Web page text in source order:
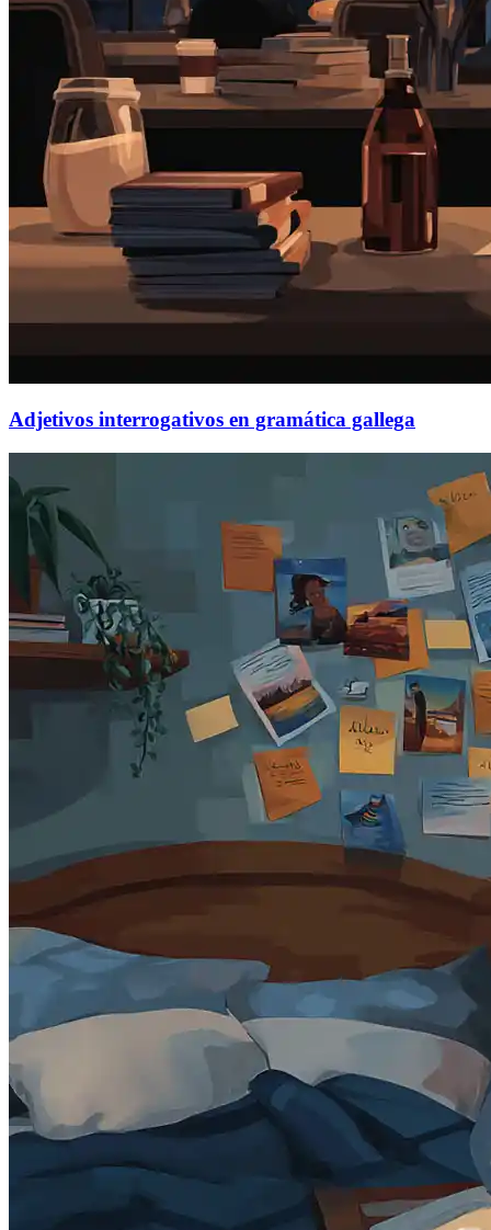
Adjetivos interrogativos en gramática gallega